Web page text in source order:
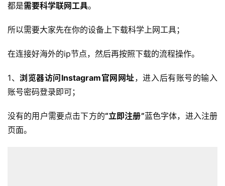
都是需要科学联网工具。
所以需要大家先在你的设备上下载科学上网工具；
在连接好海外的ip节点，然后再按照下载的流程操作。
1、浏览器访问Instagram官网网址，进入后有账号的输入
账号密码登录即可；
没有的用户需要点击下方的“立即注册”蓝色字体，进入注册
页面。